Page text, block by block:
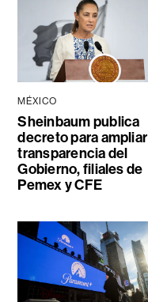
MÉXICO
Sheinbaum publica
decreto para ampliar
transparencia del
Gobierno, filiales de
Pemex y CFE